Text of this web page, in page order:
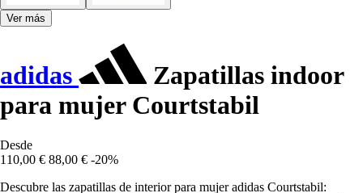
Ver más
adidas
Zapatillas indoor
para mujer Courtstabil
Desde
110,00 € 88,00 € -20%
Descubre las zapatillas de interior para mujer adidas Courtstabil: